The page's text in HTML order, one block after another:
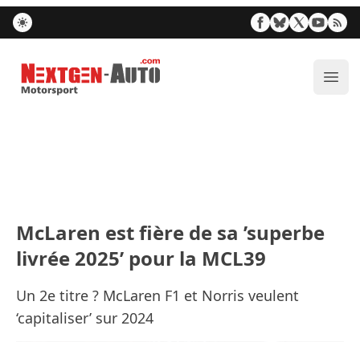
Nextgen-Auto.com
McLaren est fière de sa ’superbe
livrée 2025’ pour la MCL39
Un 2e titre ? McLaren F1 et Norris veulent
‘capitaliser’ sur 2024